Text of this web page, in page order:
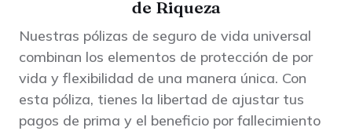
de Riqueza
Nuestras pólizas de seguro de vida universal
combinan los elementos de protección de por
vida y flexibilidad de una manera única. Con
esta póliza, tienes la libertad de ajustar tus
pagos de prima y el beneficio por fallecimiento